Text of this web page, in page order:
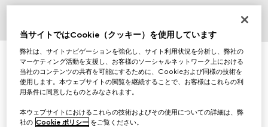
/4
ロゴ ウール ハット
￥44,000
（税込）
バリエーション ブラック
当サイトではCookie（クッキー）を使用しています
弊社は、サイトナビゲーションを強化し、サイト利用状況を分析し、弊社の
マーケティング活動を支援し、お客様のソーシャルネットワーク上における
当社のコンテンツの共有を可能にするために、Cookieおよび同様の技術を
使用します。本ウェブサイトの閲覧を継続することで、お客様はこれらの利
用条件に同意したものとみなされます。
本ウェブサイトにおけるこれらの技術およびその使用についての詳細は、弊
社の Cookie ポリシー をご覧ください。